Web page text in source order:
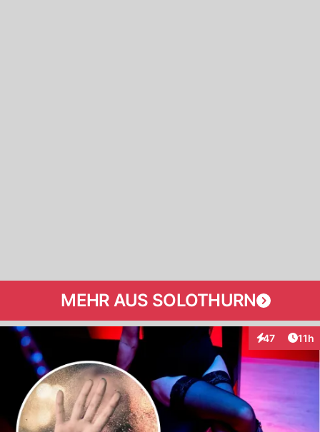
MEHR AUS SOLOTHURN
47
Interaktionen
11h